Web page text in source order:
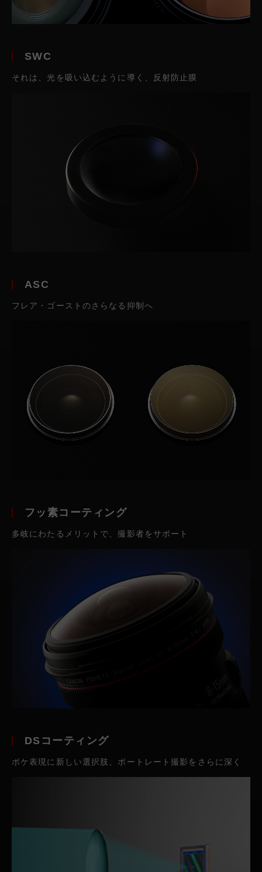
SWC
それは、光を吸い込むように導く、反射防止膜
ASC
フレア・ゴーストのさらなる抑制へ
フッ素コーティング
多岐にわたるメリットで、撮影者をサポート
DSコーティング
ボケ表現に新しい選択肢、ポートレート撮影をさらに深く